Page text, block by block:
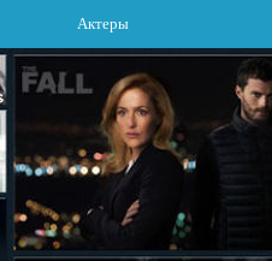
Актеры